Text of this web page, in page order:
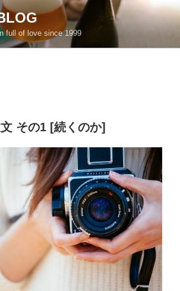
full of love since 1999
その1 [続くのか]